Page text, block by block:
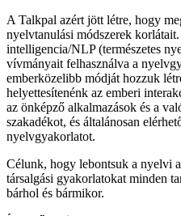
A Talkpal azért jött létre, hogy
nyelvtanulási módszerek
intelligencia/NLP (természetes
vívmányait felhasználva a
emberközelibb módját hozzuk
helyettesítenénk az emberi
az önképző alkalmazások és a
szakadékot, és általánosan
nyelvgyakorlatot.
Célunk, hogy lebontsuk a nyelvi
társalgási gyakorlatokat minden
bárhol és bármikor.